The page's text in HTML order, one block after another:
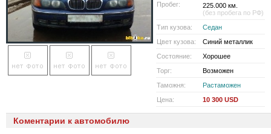
Пробег:
225.000 км.
(без пробега по РФ)
Тип кузова:
Седан
Цвет кузова:
Синий металлик
Состояние:
Хорошее
Торг:
Возможен
Таможня:
Растаможен
Цена:
10 300 USD
Коментарии к автомобилю